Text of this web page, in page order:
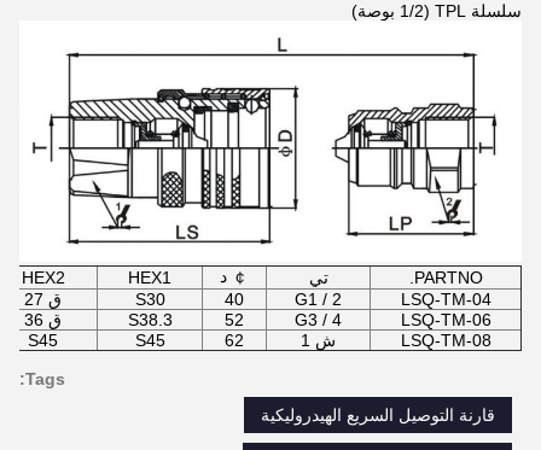
سلسلة TPL (1/2 بوصة)
PARTNO. تي ￠ د HEX1
HEX2
LSQ-TM-04
G1 / 2
40
S30
ق 27
LSQ-TM-06
G3 / 4
52
S38.3
ق 36
LSQ-TM-08
ش 1 62
S45
S45
Tags:
قارنة التوصيل السريع الهيدروليكية